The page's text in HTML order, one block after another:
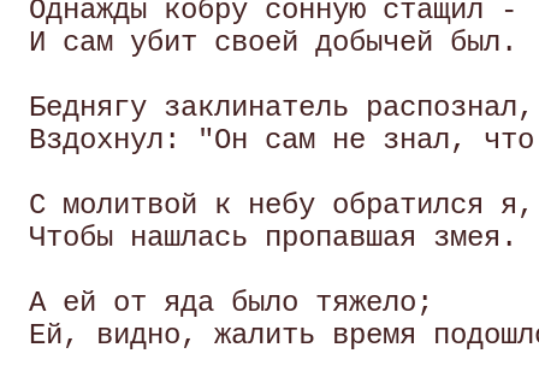
Однажды кобру сонную стащил -
И сам убит своей добычей был.
Беднягу заклинатель распознал,
Вздохнул: "Он сам не знал,
С молитвой к небу обратился я,
Чтобы нашлась пропавшая змея.
А ей от яда было тяжело;
Ей, видно, жалить время